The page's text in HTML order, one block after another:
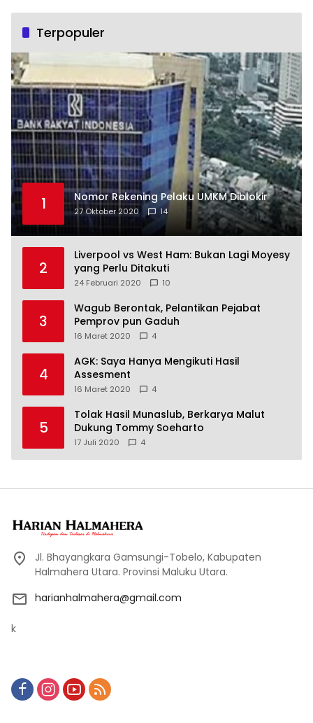
Terpopuler
1 Nomor Rekening Pelaku UMKM Diblokir
27 Oktober 2020 14
2
Liverpool vs West Ham: Bukan Lagi Moyesy
yang Perlu Ditakuti
24 Februari 2020 10
3
Wagub Berontak, Pelantikan Pejabat
Pemprov pun Gaduh
16 Maret 2020 4
4
AGK: Saya Hanya Mengikuti Hasil
Assesment
16 Maret 2020 4
5
Tolak Hasil Munaslub, Berkarya Malut
Dukung Tommy Soeharto
17 Juli 2020 4
Jl. Bhayangkara Gamsungi-Tobelo, Kabupaten
Halmahera Utara. Provinsi Maluku Utara.
harianhalmahera@gmail.com
k